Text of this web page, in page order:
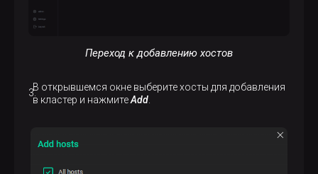
Переход к добавлению хостов
В открывшемся окне выберите хосты для добавления
в кластер и нажмитеAdd.